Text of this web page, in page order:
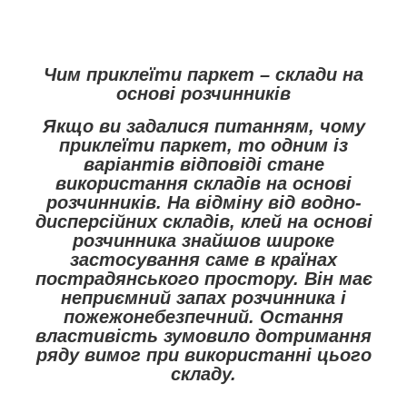
Чим приклеїти паркет – склади на
основі розчинників
Якщо ви задалися питанням, чому
приклеїти паркет, то одним із
варіантів відповіді стане
використання складів на основі
розчинників. На відміну від водно-
дисперсійних складів, клей на основі
розчинника знайшов широке
застосування саме в країнах
пострадянського простору. Він має
неприємний запах розчинника і
пожежонебезпечний. Остання
властивість зумовило дотримання
ряду вимог при використанні цього
складу.